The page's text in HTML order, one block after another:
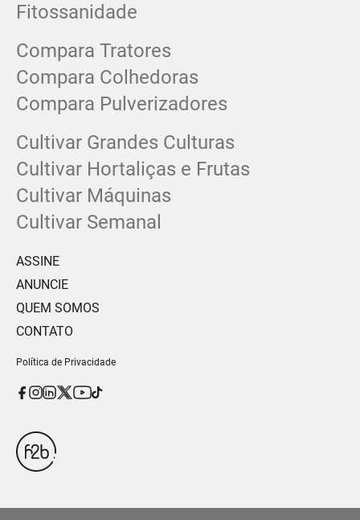
Fitossanidade
Compara Tratores
Compara Colhedoras
Compara Pulverizadores
Cultivar Grandes Culturas
Cultivar Hortaliças e Frutas
Cultivar Máquinas
Cultivar Semanal
ASSINE
ANUNCIE
QUEM SOMOS
CONTATO
Política de Privacidade